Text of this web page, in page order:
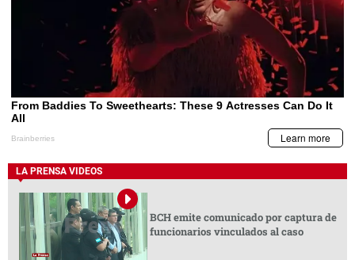
LA PRENSA VIDEOS
BCH emite comunicado por captura de
funcionarios vinculados al caso